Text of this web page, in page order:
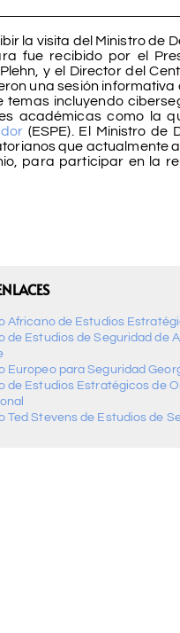
la visita del Ministro de
fue recibido por el
y el Director del
una sesión
incluyendo
académicas como la
(ESPE). El Ministro
que actualmente
para participar en la
Africano de Estudios
de Estudios de Seguridad de
Europeo para Seguridad
de Estudios Estratégicos de
Ted Stevens de Estudios de